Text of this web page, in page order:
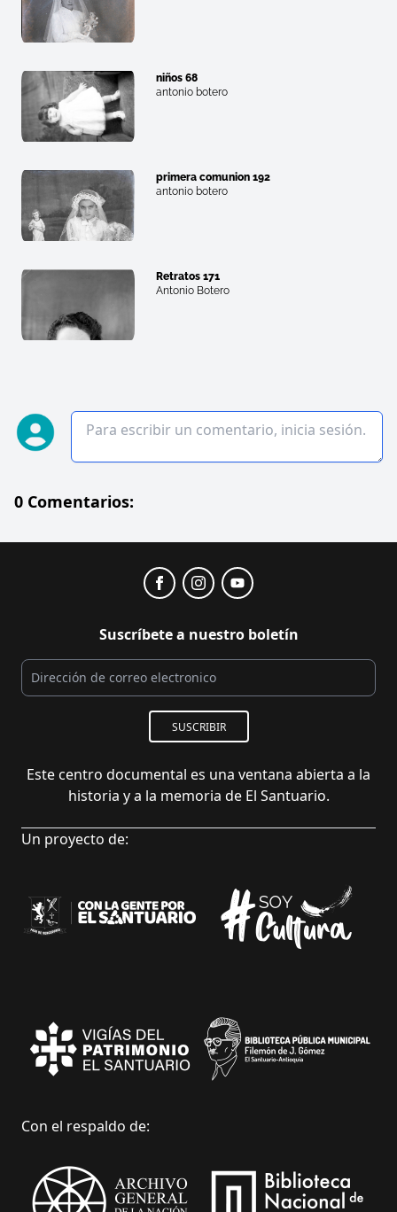
niños 68
antonio botero
primera comunion 192
antonio botero
Retratos 171
Antonio Botero
0 Comentarios:
Suscríbete a nuestro boletín
SUSCRIBIR
Este centro documental es una ventana abierta a la
historia y a la memoria de El Santuario.
Un proyecto de:
Con el respaldo de: